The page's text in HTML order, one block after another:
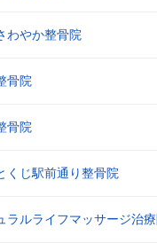
わやか整骨院
骨院
骨院
くじ駅前通り整骨院
ラルライフマッサージ治